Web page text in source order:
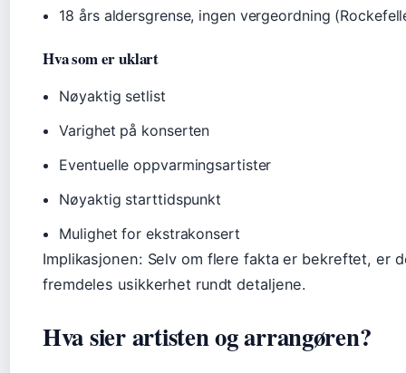
18 års aldersgrense, ingen vergeordning
Hva som er uklart
Nøyaktig setlist
Varighet på konserten
Eventuelle oppvarmingsartister
Nøyaktig starttidspunkt
Mulighet for ekstrakonsert
Implikasjonen: Selv om flere fakta er bekreftet, er
fremdeles usikkerhet rundt detaljene.
Hva sier artisten og arrangøren?